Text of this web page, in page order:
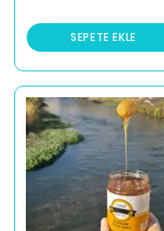
SEPETE EKLE